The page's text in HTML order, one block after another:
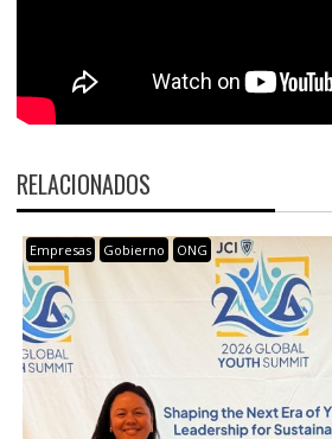
RELACIONADOS
Empresas Gobierno ONG